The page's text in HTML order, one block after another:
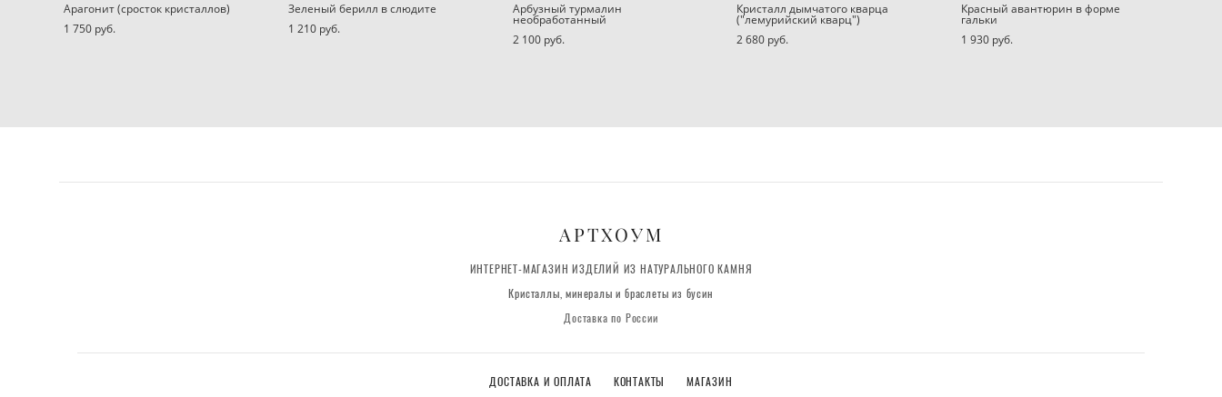
Арагонит (сросток кристаллов)
1 750 pуб.
Зеленый берилл в слюдите
1 210 pуб.
Арбузный турмалин
необработанный
2 100 pуб.
Кристалл дымчатого кварца
("лемурийский кварц")
2 680 pуб.
Красный авантюрин в форме
гальки
1 930 pуб.
АРТХОУМ
ИНТЕРНЕТ-МАГАЗИН ИЗДЕЛИЙ ИЗ НАТУРАЛЬНОГО КАМНЯ
Кристаллы, минералы и браслеты из бусин
Доставка по России
ДОСТАВКА И ОПЛАТА КОНТАКТЫ МАГАЗИН